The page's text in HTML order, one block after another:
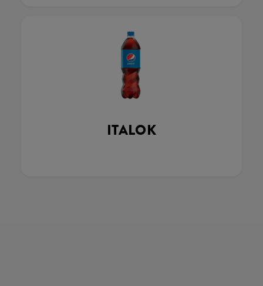
ITALOK